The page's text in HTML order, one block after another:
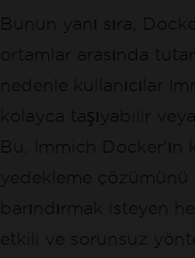
Bunun yanı sıra,
ortamlar arasında
nedenle kullanıcılar
kolayca taşıyabilir
Bu, Immich Docker'ın
yedekleme çözümünü
barındırmak isteyen
etkili ve sorunsuz